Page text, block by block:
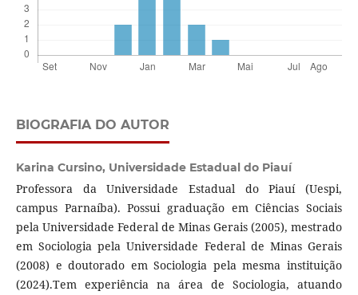
BIOGRAFIA DO AUTOR
Karina Cursino, Universidade Estadual do Piauí
Professora da Universidade Estadual do Piauí (Uespi,
campus Parnaíba). Possui graduação em Ciências Sociais
pela Universidade Federal de Minas Gerais (2005), mestrado
em Sociologia pela Universidade Federal de Minas Gerais
(2008) e doutorado em Sociologia pela mesma instituição
(2024).Tem experiência na área de Sociologia, atuando